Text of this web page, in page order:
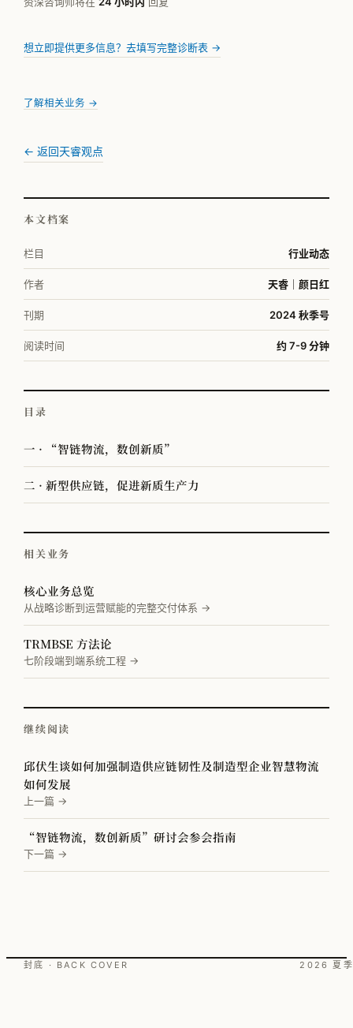
想立即提供更多信息？去填写完整诊断表 →
了解相关业务 →
← 返回天睿观点
本文档案
栏目 行业动态
作者 天睿｜颜日红
刊期 2024 秋季号
阅读时间 约 7-9 分钟
目录
一 · “智链物流，数创新质”
二 · 新型供应链，促进新质生产力
相关业务
核心业务总览
从战略诊断到运营赋能的完整交付体系 →
TRMBSE 方法论
七阶段端到端系统工程 →
继续阅读
邱伏生谈如何加强制造供应链韧性及制造型企业智慧物流
如何发展
上一篇 →
“智链物流，数创新质”研讨会参会指南
下一篇 →
封底 · BACK COVER 2026 夏